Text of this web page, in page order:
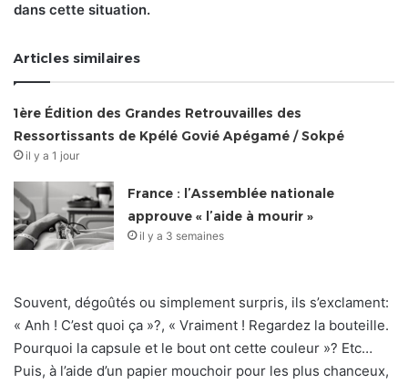
dans cette situation.
Articles similaires
1ère Édition des Grandes Retrouvailles des
Ressortissants de Kpélé Govié Apégamé / Sokpé
il y a 1 jour
France : l’Assemblée nationale
approuve « l’aide à mourir »
il y a 3 semaines
Souvent, dégoûtés ou simplement surpris, ils s’exclament:
« Anh ! C’est quoi ça »?, « Vraiment ! Regardez la bouteille.
Pourquoi la capsule et le bout ont cette couleur »? Etc…
Puis, à l’aide d’un papier mouchoir pour les plus chanceux,